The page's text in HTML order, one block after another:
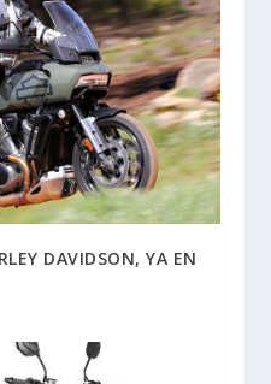
DAVIDSON, YA EN